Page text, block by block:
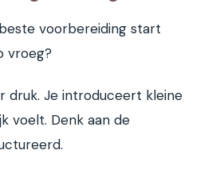
voorbereiding start
vroeg?
druk. Je introduceert kleine
voelt. Denk aan de